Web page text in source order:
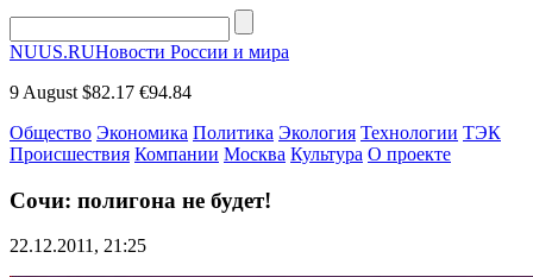
NUUS.RUНовости России и мира
9 August $82.17 €94.84
Общество Экономика Политика Экология Технологии ТЭК
Происшествия Компании Москва Культура О проекте
Сочи: полигона не будет!
22.12.2011, 21:25